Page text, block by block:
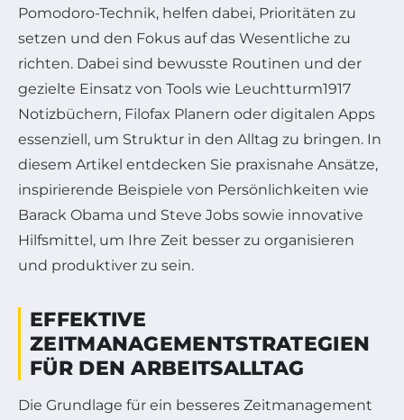
Pomodoro-Technik, helfen dabei, Prioritäten zu
setzen und den Fokus auf das Wesentliche zu
richten. Dabei sind bewusste Routinen und der
gezielte Einsatz von Tools wie Leuchtturm1917
Notizbüchern, Filofax Planern oder digitalen Apps
essenziell, um Struktur in den Alltag zu bringen. In
diesem Artikel entdecken Sie praxisnahe Ansätze,
inspirierende Beispiele von Persönlichkeiten wie
Barack Obama und Steve Jobs sowie innovative
Hilfsmittel, um Ihre Zeit besser zu organisieren
und produktiver zu sein.
EFFEKTIVE
ZEITMANAGEMENTSTRATEGIEN
FÜR DEN ARBEITSALLTAG
Die Grundlage für ein besseres Zeitmanagement